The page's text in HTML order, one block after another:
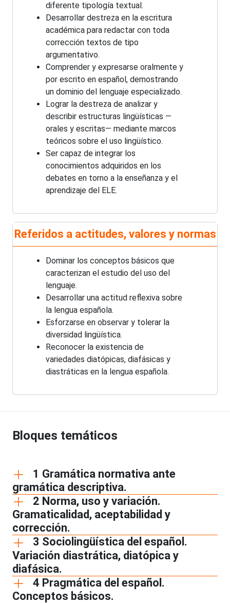
diferente tipología textual.
Desarrollar destreza en la escritura
académica para redactar con toda
corrección textos de tipo
argumentativo.
Comprender y expresarse oralmente y
por escrito en español, demostrando
un dominio del lenguaje especializado.
Lograr la destreza de analizar y
describir estructuras lingüísticas —
orales y escritas— mediante marcos
teóricos sobre el uso lingüístico.
Ser capaz de integrar los
conocimientos adquiridos en los
debates en torno a la enseñanza y el
aprendizaje del ELE.
Referidos a actitudes, valores y normas
Dominar los conceptos básicos que
caracterizan el estudio del uso del
lenguaje.
Desarrollar una actitud reflexiva sobre
la lengua española.
Esforzarse en observar y tolerar la
diversidad lingüística.
Reconocer la existencia de
variedades diatópicas, diafásicas y
diastráticas en la lengua española.
Bloques temáticos
1 Gramática normativa ante
gramática descriptiva.
2 Norma, uso y variación.
Gramaticalidad, aceptabilidad y
corrección.
3 Sociolingüística del español.
Variación diastrática, diatópica y
diafásica.
4 Pragmática del español.
Conceptos básicos.